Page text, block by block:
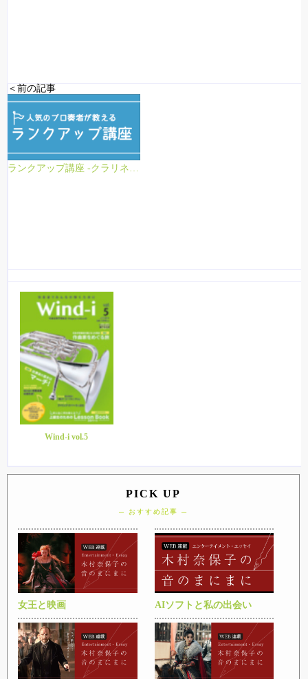
＜前の記事
Wind-i vol.5
PICK UP
─ おすすめ記事 ─
女王と映画 AIソフトと私の出会い